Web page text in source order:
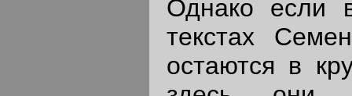
Однако если
текстах
остаются в